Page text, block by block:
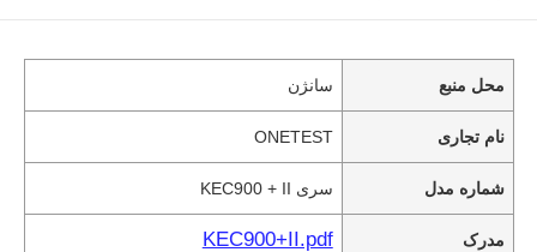
محل منبع سانژن
نام تجاری ONETEST
شماره مدل سری KEC900 + II
مدرک KEC900+II.pdf